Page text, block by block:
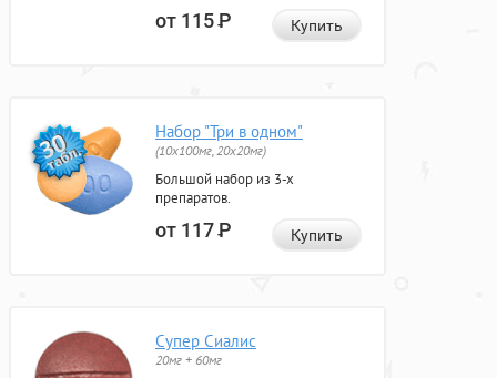
от 115Р Купить
Набор "Три в одном"
(10x100мг, 20x20мг)
Большой набор из 3-х
препаратов.
от 117Р Купить
Супер Сиалис
20мг + 60мг